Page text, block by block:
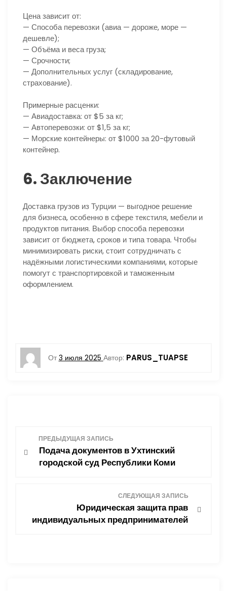
Цена зависит от:
— Способа перевозки (авиа — дороже, море —
дешевле);
— Объёма и веса груза;
— Срочности;
— Дополнительных услуг (складирование,
страхование).
Примерные расценки:
— Авиадоставка: от $5 за кг;
— Автоперевозки: от $1,5 за кг;
— Морские контейнеры: от $1000 за 20-футовый
контейнер.
6. Заключение
Доставка грузов из Турции — выгодное решение
для бизнеса, особенно в сфере текстиля, мебели и
продуктов питания. Выбор способа перевозки
зависит от бюджета, сроков и типа товара. Чтобы
минимизировать риски, стоит сотрудничать с
надёжными логистическими компаниями, которые
помогут с транспортировкой и таможенным
оформлением.
От 3 июля 2025 Автор: PARUS_TUAPSE
ПРЕДЫДУЩАЯ ЗАПИСЬ
Подача документов в Ухтинский
городской суд Республики Коми
СЛЕДУЮЩАЯ ЗАПИСЬ
Юридическая защита прав
индивидуальных предпринимателей